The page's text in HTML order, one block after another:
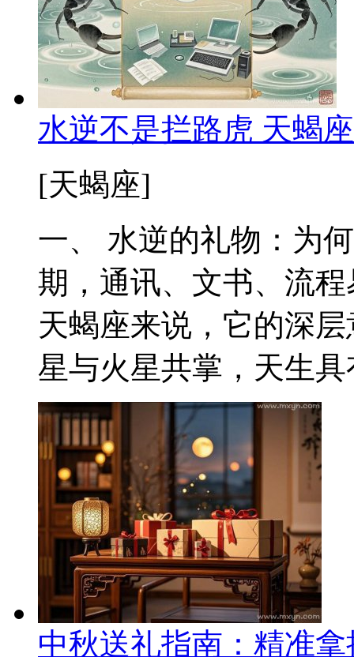
水逆不是拦路虎 天蝎
[天蝎座]
一、 水逆的礼物：为
期，通讯、文书、流
天蝎座来说，它的深
星与火星共掌，天生
中秋送礼指南：精准